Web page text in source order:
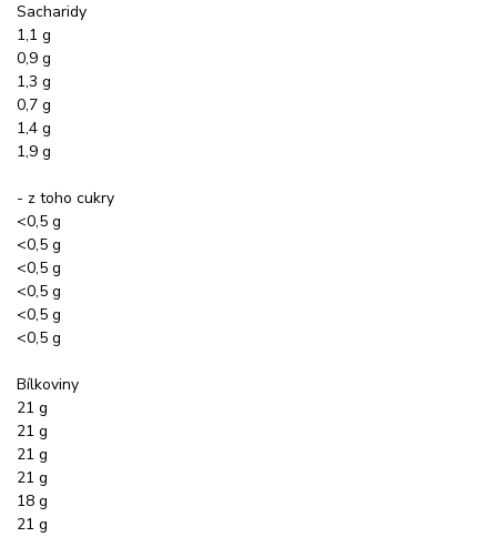
Sacharidy
1,1 g
0,9 g
1,3 g
0,7 g
1,4 g
1,9 g
- z toho cukry
<0,5 g
<0,5 g
<0,5 g
<0,5 g
<0,5 g
<0,5 g
Bílkoviny
21 g
21 g
21 g
21 g
18 g
21 g